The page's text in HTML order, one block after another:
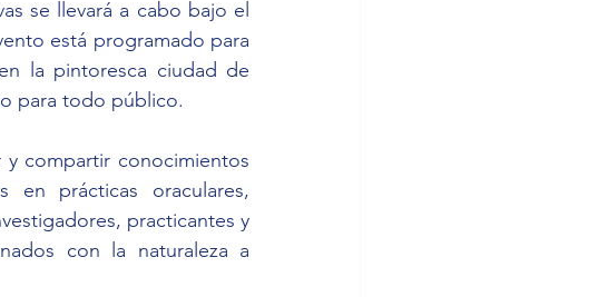
se llevará a cabo bajo el
está programado para
la pintoresca ciudad de
para todo público.
compartir conocimientos
prácticas oraculares,
practicantes y
con la naturaleza a